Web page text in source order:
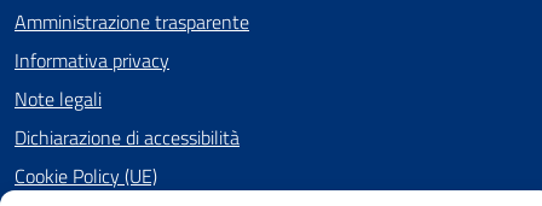
Amministrazione trasparente
Informativa privacy
Note legali
Dichiarazione di accessibilità
Cookie Policy (UE)